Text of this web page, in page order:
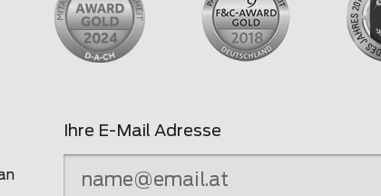
Ihre E-Mail Adresse